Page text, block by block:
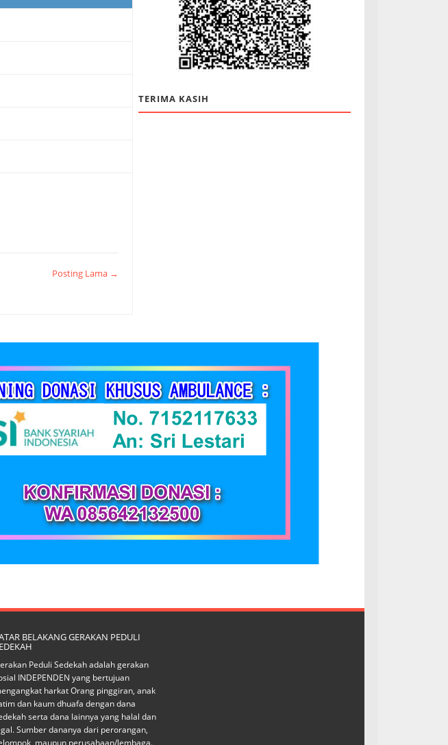
Posting Lama →
TERIMA KASIH
BELAKANG GERAKAN PEDULI
Peduli Sedekah adalah gerakan
INDEPENDEN yang bertujuan
harkat Orang pinggiran, anak
dan kaum dhuafa dengan dana
serta dana lainnya yang halal dan
Sumber dananya dari perorangan,
maupun perusahaan/lembaga.